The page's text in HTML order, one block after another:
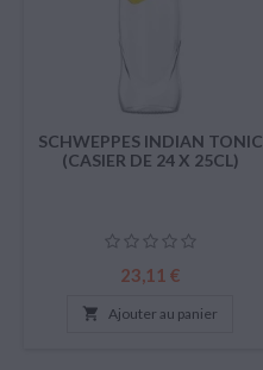
SCHWEPPES INDIAN TONIC
(CASIER DE 24 X 25CL)
Prix
23,11 €
 Ajouter au panier